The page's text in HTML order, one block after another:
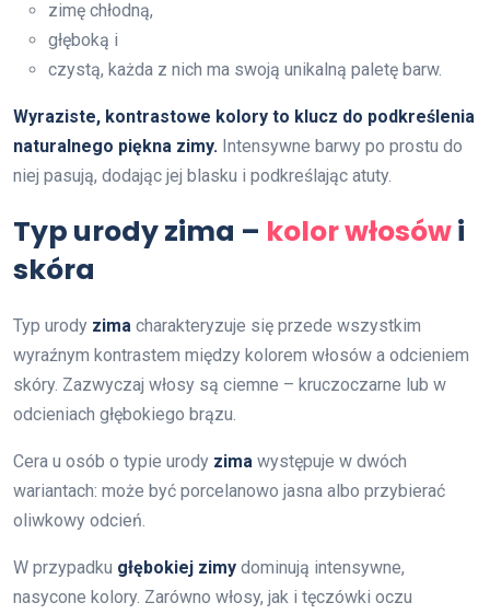
zimę chłodną,
głęboką i
czystą, każda z nich ma swoją unikalną paletę barw.
Wyraziste, kontrastowe kolory to klucz do podkreślenia
naturalnego piękna zimy. Intensywne barwy po prostu do
niej pasują, dodając jej blasku i podkreślając atuty.
Typ urody zima – kolor włosówi
skóra
Typ urody zima charakteryzuje się przede wszystkim
wyraźnym kontrastem między kolorem włosów a odcieniem
skóry. Zazwyczaj włosy są ciemne – kruczoczarne lub w
odcieniach głębokiego brązu.
Cera u osób o typie urody zima występuje w dwóch
wariantach: może być porcelanowo jasna albo przybierać
oliwkowy odcień.
W przypadku głębokiej zimy dominują intensywne,
nasycone kolory. Zarówno włosy, jak i tęczówki oczu